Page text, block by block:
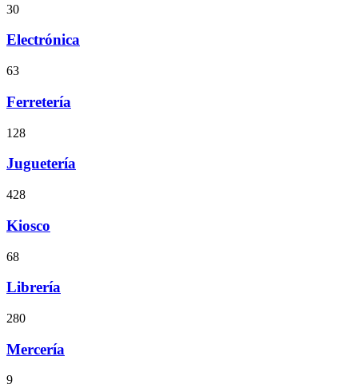
30
Electrónica
63
Ferretería
128
Juguetería
428
Kiosco
68
Librería
280
Mercería
9